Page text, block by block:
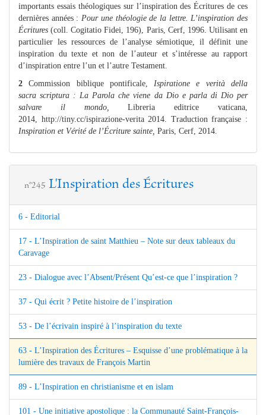
importants essais théologiques sur l’inspiration des Écritures de ces
dernières années : Pour une théologie de la lettre. L’inspiration des
Écritures (coll. Cogitatio Fidei, 196), Paris, Cerf, 1996. Utilisant en
particulier les ressources de l’analyse sémiotique, il définit une
inspiration du texte et non de l’auteur et s’intéresse au rapport
d’inspiration entre l’un et l’autre Testament.
2 Commission biblique pontificale, Ispiratione e verità della
sacra scriptura : La Parola che viene da Dio e parla di Dio per
salvare il mondo,Libreria editrice vaticana,
2014, http://tiny.cc/ispirazione-verita 2014. Traduction française :
Inspiration et Vérité de l’Écriture sainte, Paris, Cerf, 2014.
n°245 L'Inspiration des Écritures
6 - Editorial
17 - L’Inspiration de saint Matthieu – Note sur deux tableaux du
Caravage
23 - Dialogue avec l’Absent/Présent Qu’est‑ce que l’inspiration ?
37 - Qui écrit ? Petite histoire de l’inspiration
53 - De l’écrivain inspiré à l’inspiration du texte
63 - L’Inspiration des Écritures – Esquisse d’une problématique à la
lumière des travaux de François Martin
89 - L’Inspiration en christianisme et en islam
101 - Une initiative apostolique : la Communauté Saint-François-